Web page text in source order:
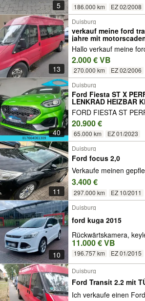
5 186.000 km EZ 02/2008
13
Duisburg
verkauf meine ford
jahre mit
Hallo verkauf meine
2.000 € VB
270.000 km EZ 02/2006
40
Duisburg
Ford Fiesta ST X
LENKRAD HEIZBAR
FORD FIESTA ST
20.900 €
65.000 km EZ 01/2023
11
Duisburg
Ford focus 2,0
Verkaufe meinen
3.400 €
297.000 km EZ 10/2011
10
Duisburg
ford kuga 2015
Rückwärtskamera,
11.000 € VB
196.757 km EZ 01/2015
Duisburg
Ford Transit 2.2 mit
Ich verkaufe einen